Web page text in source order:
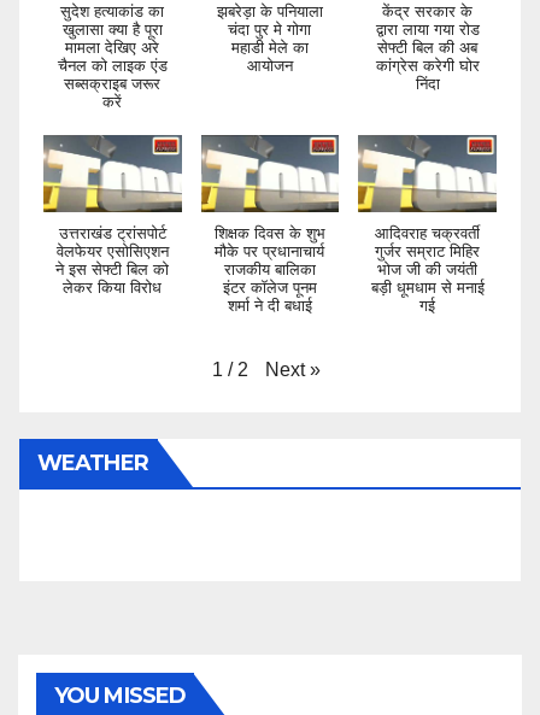
सुदेश हत्याकांड का
खुलासा क्या है पूरा
मामला देखिए अरे
चैनल को लाइक एंड
सब्सक्राइब जरूर
करें
झबरेड़ा के पनियाला
चंदा पुर मे गोगा
महाडी मेले का
आयोजन
केंद्र सरकार के
द्वारा लाया गया रोड
सेफ्टी बिल की अब
कांग्रेस करेगी घोर
निंदा
उत्तराखंड ट्रांसपोर्ट
वेलफेयर एसोसिएशन
ने इस सेफ्टी बिल को
लेकर किया विरोध
शिक्षक दिवस के शुभ
मौके पर प्रधानाचार्य
राजकीय बालिका
इंटर कॉलेज पूनम
शर्मा ने दी बधाई
आदिवराह चक्रवर्ती
गुर्जर सम्राट मिहिर
भोज जी की जयंती
बड़ी धूमधाम से मनाई
गई
1 / 2 Next »
WEATHER
YOU MISSED